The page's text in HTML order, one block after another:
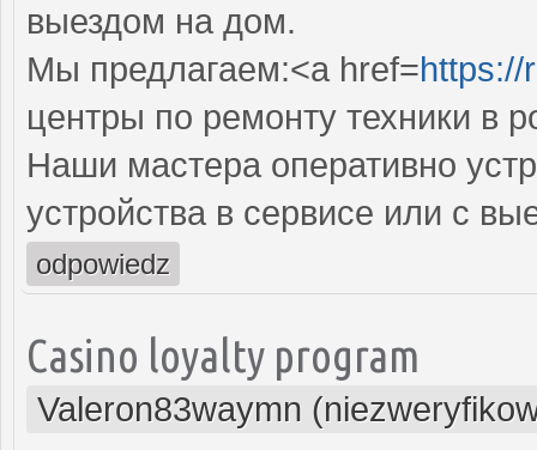
выездом на дом.
Мы предлагаем:<a href=https://
центры по ремонту техники в
Наши мастера оперативно
устройства в сервисе или с
odpowiedz
Casino loyalty program
Valeron83waymn